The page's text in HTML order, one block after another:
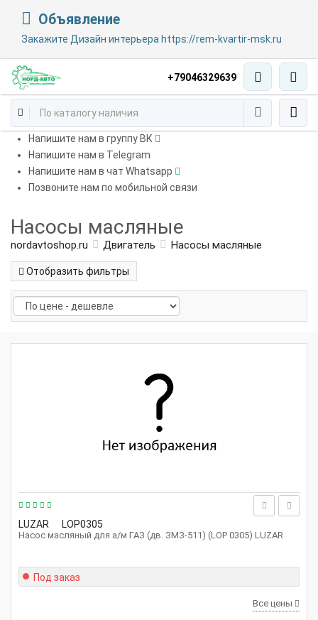
Объявление
Закажите Дизайн интерьера https://rem-kvartir-msk.ru
+79046329639
Напишите нам в группу ВК
Напишите нам в Telegram
Напишите нам в чат Whatsapp
Позвоните нам по мобильной связи
Насосы масляные
nordavtoshop.ru Двигатель Насосы масляные
Отобразить фильтры
LUZAR LOP0305
Насос масляный для а/м ГАЗ (дв. ЗМЗ-511) (LOP 0305) LUZAR
Под заказ
Все цены